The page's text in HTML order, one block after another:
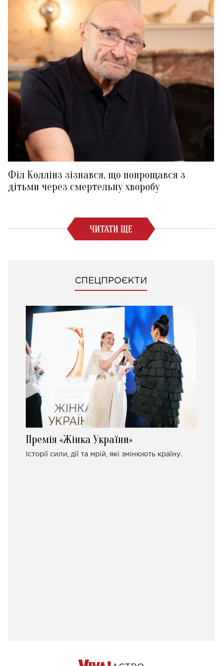
Філ Коллінз зізнався, що попрощався з
дітьми через смертельну хворобу
ЧИТАТИ ЩЕ
СПЕЦПРОЄКТИ
Премія «Жінка України»
Історії сили, дії та мрій, які змінюють країну.